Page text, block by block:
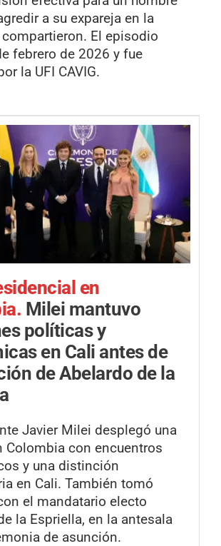
a su expareja en la
El episodio
febrero de 2026 y fue
la UFI CAVIG.
en
Milei mantuvo
políticas y
en Cali antes de
de Abelardo de la
Javier Milei desplegó una
Colombia con encuentros
y una distinción
en Cali. También tomó
el mandatario electo
la Espriella, en la antesala
de asunción.